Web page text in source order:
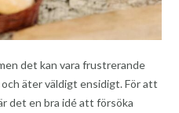
det kan vara frustrerande
äter väldigt ensidigt. För att
det en bra idé att försöka